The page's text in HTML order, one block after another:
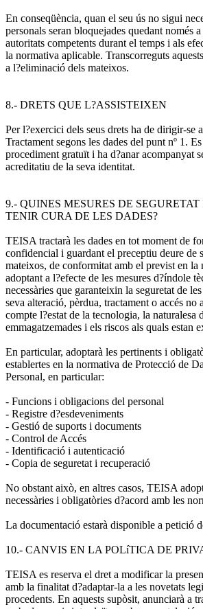
En conseqüència, quan el seu ús no sigui
personals seran bloquejades quedant només
autoritats competents durant el temps i als
la normativa aplicable. Transcorreguts
a l?eliminació dels mateixos.
8.- DRETS QUE L?ASSISTEIXEN
Per l?exercici dels seus drets ha de dirigir-se
Tractament segons les dades del punt nº 1.
procediment gratuït i ha d?anar acompanyat
acreditatiu de la seva identitat.
9.- QUINES MESURES DE
TENIR CURA DE LES DADES?
TEISA tractarà les dades en tot moment de
confidencial i guardant el preceptiu deure de
mateixos, de conformitat amb el previst en la
adoptant a l?efecte de les mesures d?índole
necessàries que garanteixin la seguretat de
seva alteració, pèrdua, tractament o accés no
compte l?estat de la tecnologia, la naturalesa
emmagatzemades i els riscos als quals estan
En particular, adoptarà les pertinents i
establertes en la normativa de Protecció de
Personal, en particular:
- Funcions i obligacions del personal
- Registre d?esdeveniments
- Gestió de suports i documents
- Control de Accés
- Identificació i autenticació
- Copia de seguretat i recuperació
No obstant això, en altres casos, TEISA
necessàries i obligatòries d?acord amb les
La documentació estarà disponible a petició
10.- CANVIS EN LA POLíTICA DE
TEISA es reserva el dret a modificar la
amb la finalitat d?adaptar-la a les novetats
procedents. En aquests supòsit, anunciarà a